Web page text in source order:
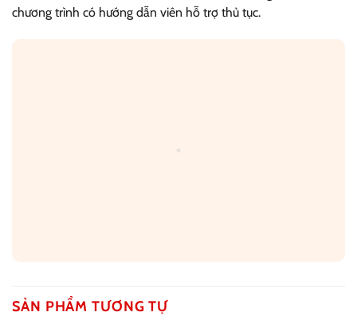
chương trình có hướng dẫn viên hỗ trợ thủ tục.
SẢN PHẨM TƯƠNG TỰ